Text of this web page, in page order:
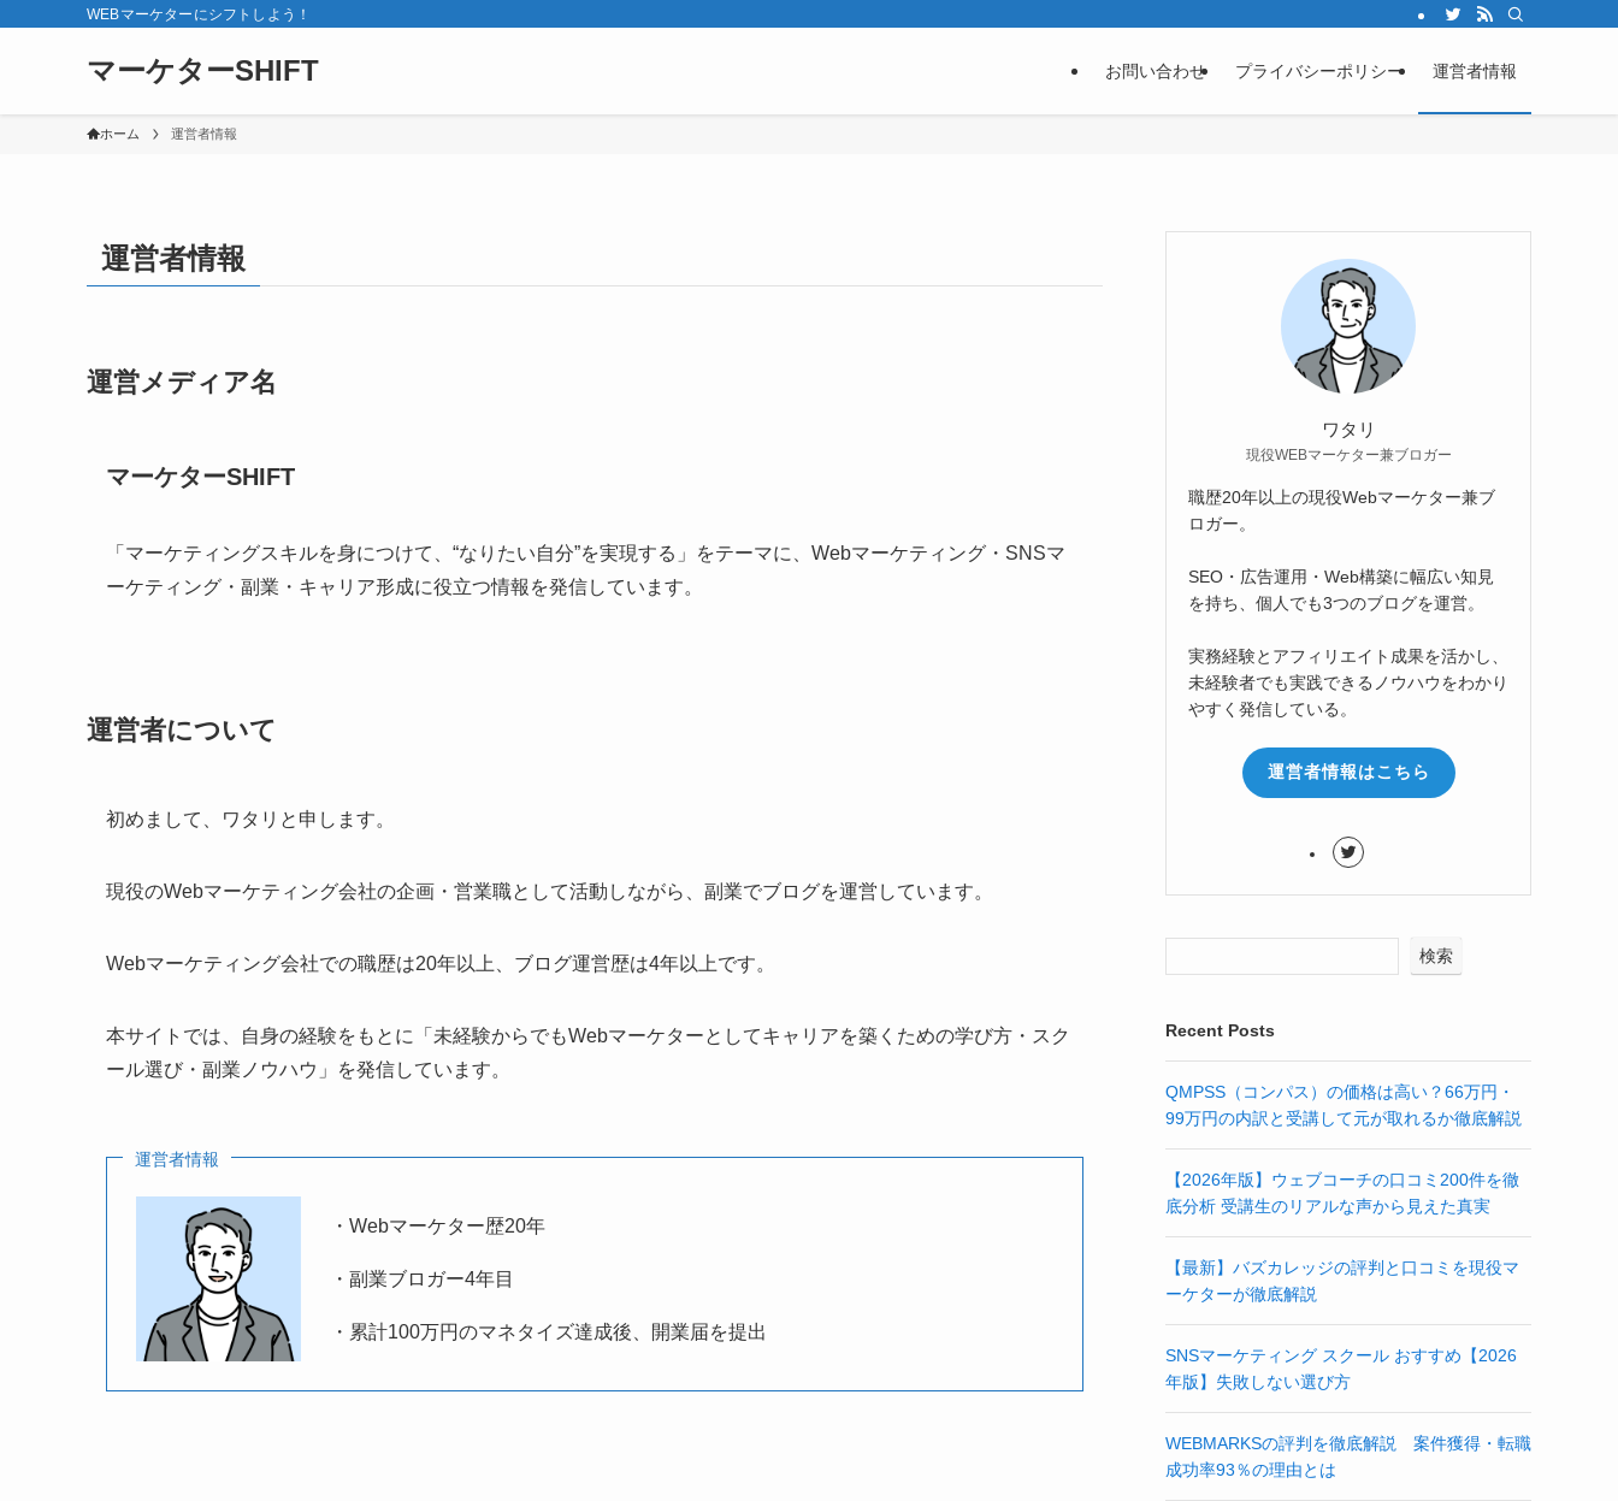
WEBマーケターにシフトしよう！
マーケターSHIFT お問い合わせ プライバシーポリシー 運営者情報
ホーム 運営者情報
運営者情報
運営メディア名
マーケターSHIFT
「マーケティングスキルを身につけて、“なりたい自分”を実現する」をテーマに、Webマーケティング・SNSマ
ーケティング・副業・キャリア形成に役立つ情報を発信しています。
運営者について
初めまして、ワタリと申します。
現役のWebマーケティング会社の企画・営業職として活動しながら、副業でブログを運営しています。
Webマーケティング会社での職歴は20年以上、ブログ運営歴は4年以上です。
本サイトでは、自身の経験をもとに「未経験からでもWebマーケターとしてキャリアを築くための学び方・スク
ール選び・副業ノウハウ」を発信しています。
運営者情報
・Webマーケター歴20年
・副業ブロガー4年目
・累計100万円のマネタイズ達成後、開業届を提出
ワタリ
現役WEBマーケター兼ブロガー
職歴20年以上の現役Webマーケター兼ブ
ロガー。
SEO・広告運用・Web構築に幅広い知見
を持ち、個人でも3つのブログを運営。
実務経験とアフィリエイト成果を活かし、
未経験者でも実践できるノウハウをわかり
やすく発信している。
運営者情報はこちら
検索
Recent Posts
QMPSS（コンパス）の価格は高い？66万円・
99万円の内訳と受講して元が取れるか徹底解説
【2026年版】ウェブコーチの口コミ200件を徹
底分析 受講生のリアルな声から見えた真実
【最新】バズカレッジの評判と口コミを現役マ
ーケターが徹底解説
SNSマーケティング スクール おすすめ【2026
年版】失敗しない選び方
WEBMARKSの評判を徹底解説 案件獲得・転職
成功率93％の理由とは